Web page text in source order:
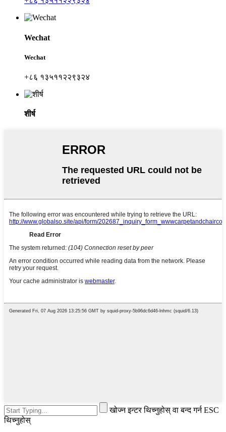
Wechat
Wechat
+८६ १३५११२२९३२४
शीर्ष
खोज्न इन्टर थिच्नुहोस् वा बन्द गर्न ESC
थिच्नुहोस्